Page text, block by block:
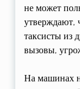
не может
утверждают,
таксисты из
вызовы,
На машинах